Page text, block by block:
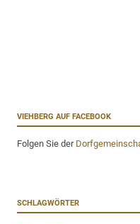
VIEHBERG AUF FACEBOOK
Folgen Sie der
SCHLAGWÖRTER